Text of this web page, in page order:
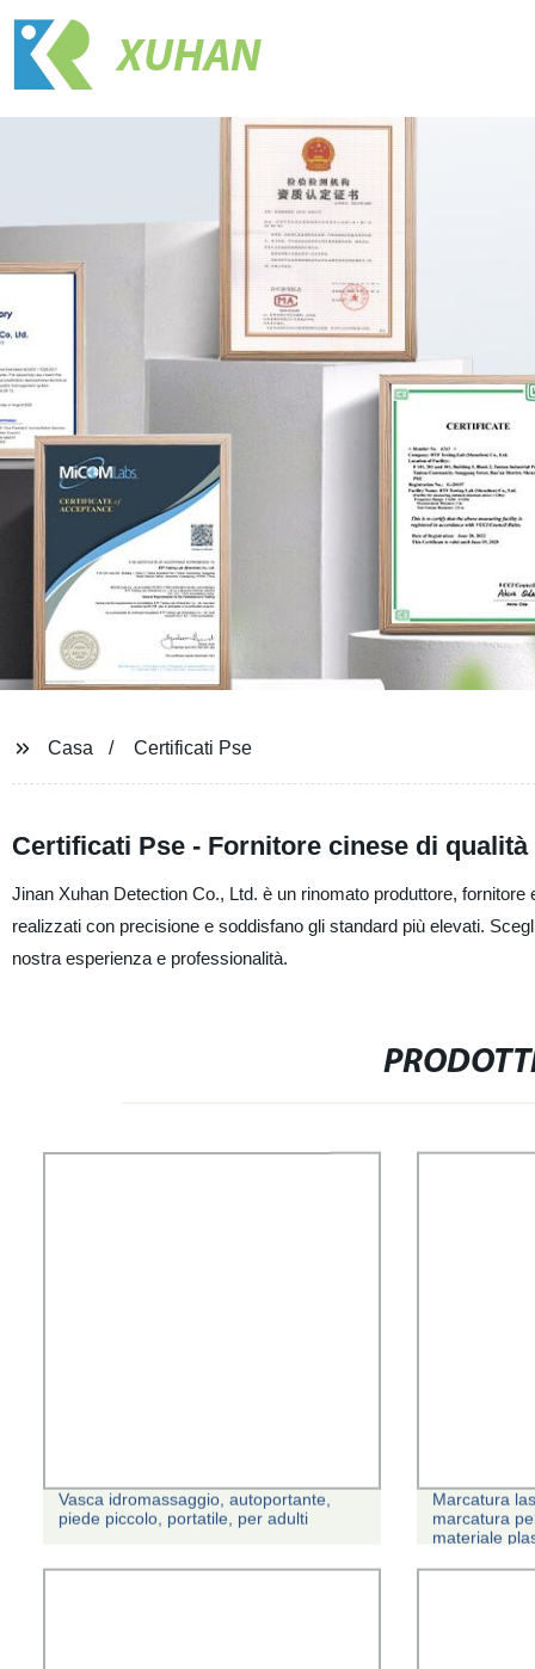
XUHAN
Casa Certificati Pse
Certificati Pse - Fornitore cinese di
Jinan Xuhan Detection Co., Ltd. è un rinomato produttore,
realizzati con precisione e soddisfano gli standard più elevati.
nostra esperienza e professionalità.
Vasca idromassaggio, autoportante,
piede piccolo, portatile, per adulti
Marcatura
marcatura
materiale